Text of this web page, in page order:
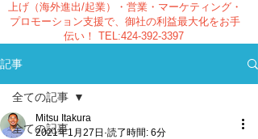
上げ（海外進出/起業）・営業・マーケティング・
プロモーション支援で、御社の利益最大化をお手
伝い！ TEL:424-392-3397
記事
全ての記事
全ての記事
Mitsu Itakura
2021年1月27日 読了時間: 6分